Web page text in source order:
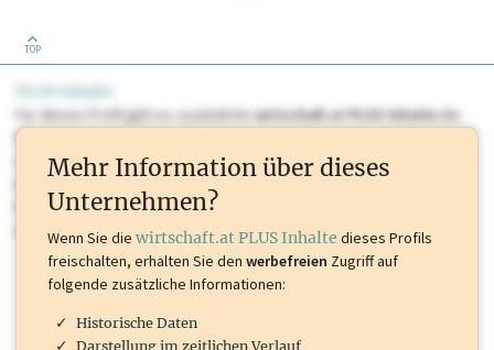
TOP
PLUS Inhalte
Für dieses Profil gibt es zusätzlichewirtschaft.at PLUS Inhaltedie
Sie momentan nicht einsehen können. Schalten Sie dieses Profil frei
oder loggen Sie sich ein um diese Inhalte zu sehen. wirtschaft.at PLUS
Marken, Patente, Rechtstatsachen, OTS-Aussendungen, und viele
mehr.
Mehr Information über dieses
Unternehmen?
Wenn Sie die wirtschaft.at PLUS Inhalte dieses Profils
freischalten, erhalten Sie den werbefreien Zugriff auf
folgende zusätzliche Informationen:
Historische Daten
Darstellung im zeitlichen Verlauf